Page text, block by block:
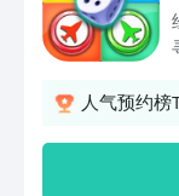
人气预约榜